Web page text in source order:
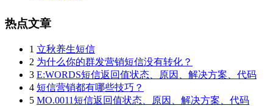
热点文章
1 立秋养生短信
2 为什么你的群发营销短信没有转化？
3 E:WORDS短信返回值状态、原因、解决方案、代码
4 短信营销都有哪些技巧？
5 MO.0011短信返回值状态、原因、解决方案、代码